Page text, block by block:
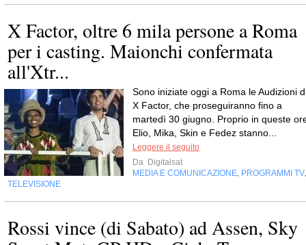
X Factor, oltre 6 mila persone a Roma
per i casting. Maionchi confermata
all'Xtr...
Sono iniziate oggi a Roma le Audizioni
X Factor, che proseguiranno fino a
martedì 30 giugno. Proprio in queste
Elio, Mika, Skin e Fedez stanno...
Leggere il seguito
Da Digitalsat
MEDIA E COMUNICAZIONE, PROGRAMMI TV,
TELEVISIONE
Rossi vince (di Sabato) ad Assen, Sky